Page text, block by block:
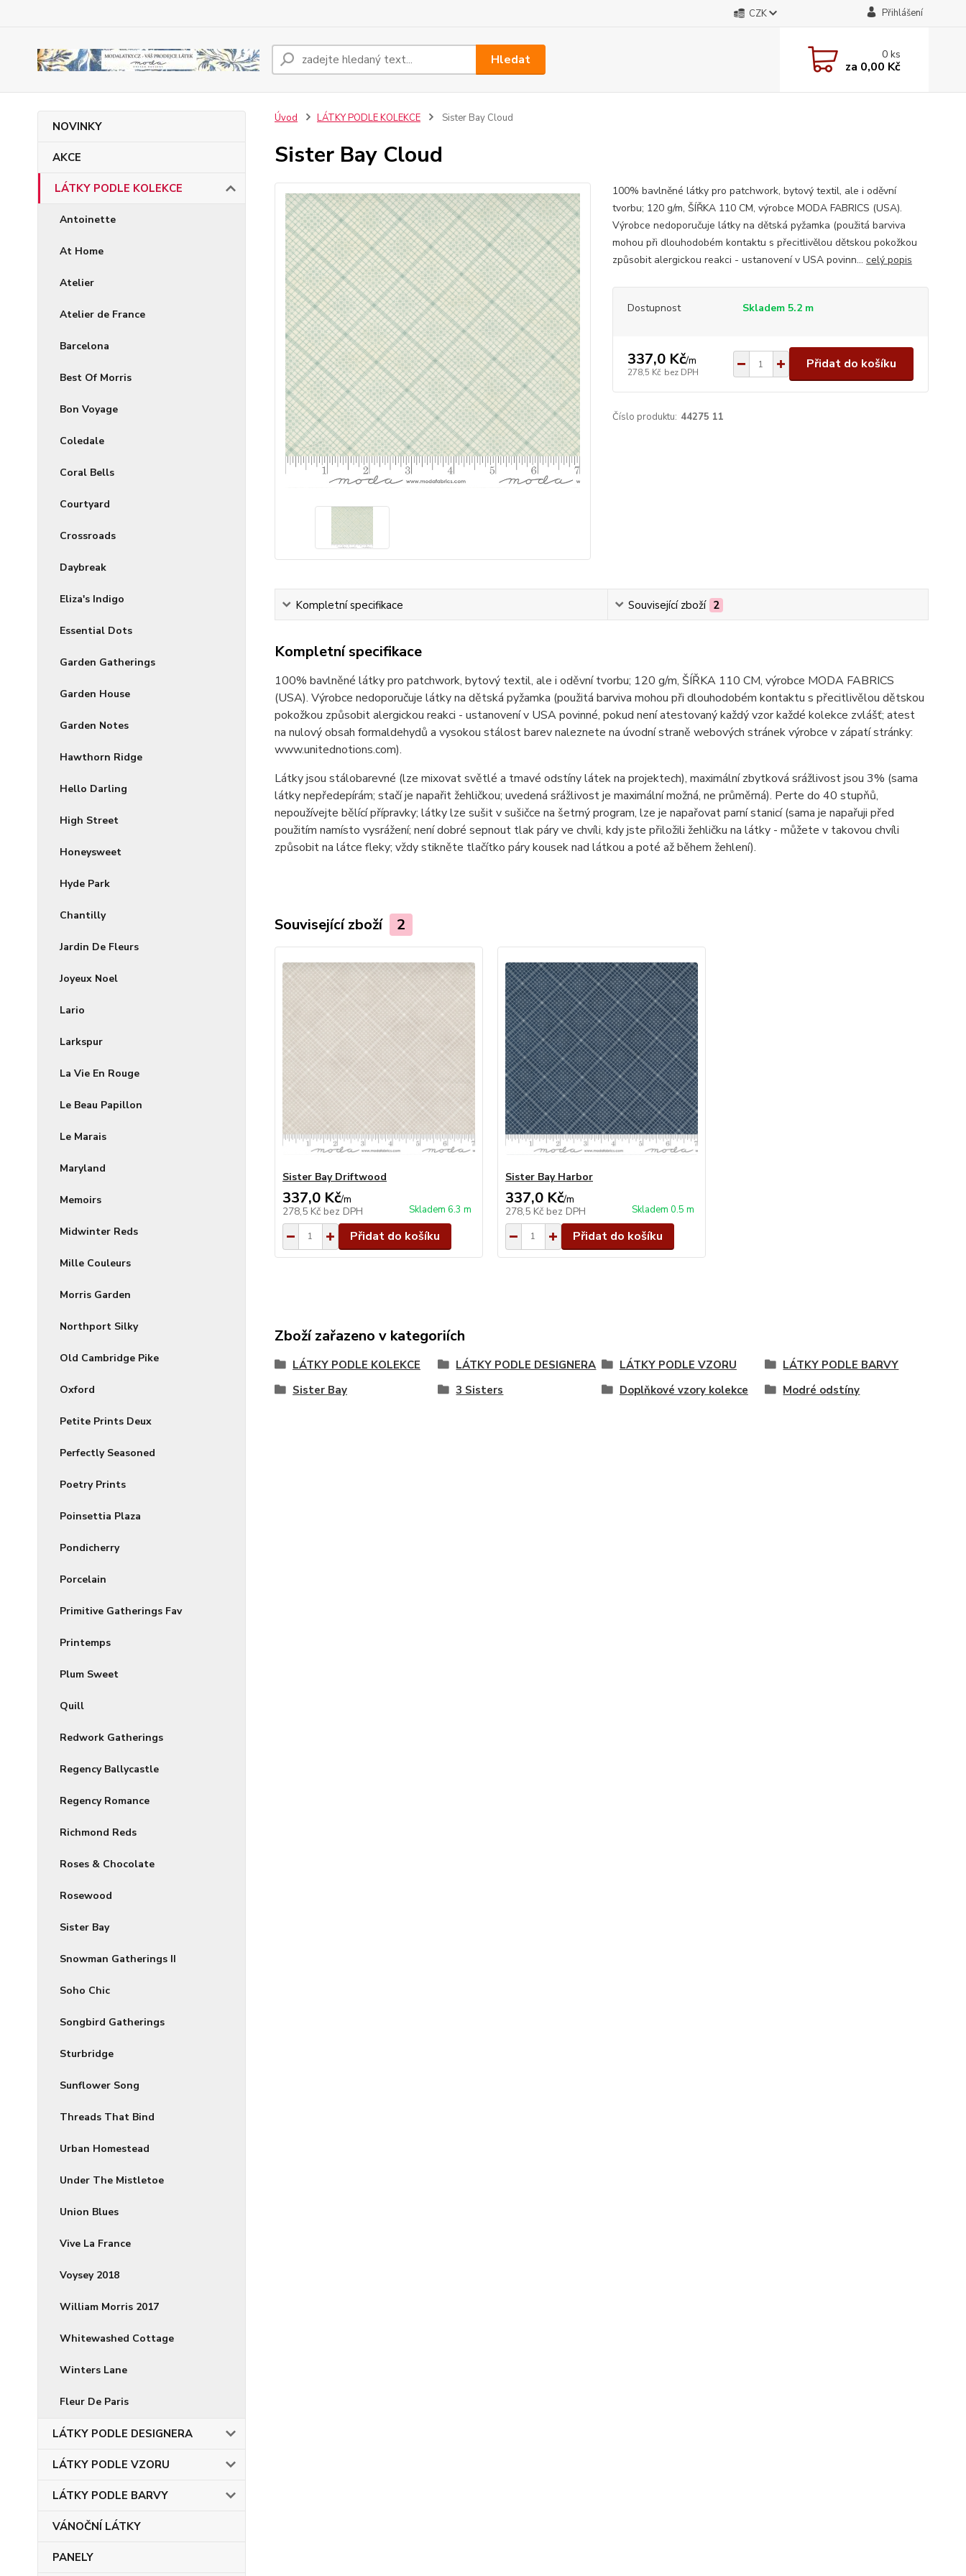
CZK Přihlášení
Hledat 0ks
za 0,00 Kč
NOVINKY
AKCE
LÁTKY PODLE KOLEKCE
Antoinette
At Home
Atelier
Atelier de France
Barcelona
Best Of Morris
Bon Voyage
Coledale
Coral Bells
Courtyard
Crossroads
Daybreak
Eliza's Indigo
Essential Dots
Garden Gatherings
Garden House
Garden Notes
Hawthorn Ridge
Hello Darling
High Street
Honeysweet
Hyde Park
Chantilly
Jardin De Fleurs
Joyeux Noel
Lario
Larkspur
La Vie En Rouge
Le Beau Papillon
Le Marais
Maryland
Memoirs
Midwinter Reds
Mille Couleurs
Morris Garden
Northport Silky
Old Cambridge Pike
Oxford
Petite Prints Deux
Perfectly Seasoned
Poetry Prints
Poinsettia Plaza
Pondicherry
Porcelain
Primitive Gatherings Fav
Printemps
Plum Sweet
Quill
Redwork Gatherings
Regency Ballycastle
Regency Romance
Richmond Reds
Roses & Chocolate
Rosewood
Sister Bay
Snowman Gatherings II
Soho Chic
Songbird Gatherings
Sturbridge
Sunflower Song
Threads That Bind
Urban Homestead
Under The Mistletoe
Union Blues
Vive La France
Voysey 2018
William Morris 2017
Whitewashed Cottage
Winters Lane
Fleur De Paris
LÁTKY PODLE DESIGNERA
LÁTKY PODLE VZORU
LÁTKY PODLE BARVY
VÁNOČNÍ LÁTKY
PANELY
Úvod LÁTKY PODLE KOLEKCE Sister Bay Cloud
Sister Bay Cloud
100% bavlněné látky pro patchwork, bytový textil, ale i oděvní
tvorbu; 120 g/m, ŠÍŘKA 110 CM, výrobce MODA FABRICS (USA).
Výrobce nedoporučuje látky na dětská pyžamka (použitá barviva
mohou při dlouhodobém kontaktu s přecitlivělou dětskou pokožkou
způsobit alergickou reakci - ustanovení v USA povinn... celý popis
Dostupnost Skladem 5.2 m
337,0 Kč/m
278,5 Kč bez DPH
Přidat do košíku
Číslo produktu: 44275 11
Kompletní specifikace Související zboží 2
Kompletní specifikace
100% bavlněné látky pro patchwork, bytový textil, ale i oděvní tvorbu; 120 g/m, ŠÍŘKA 110 CM, výrobce MODA FABRICS
(USA). Výrobce nedoporučuje látky na dětská pyžamka (použitá barviva mohou při dlouhodobém kontaktu s přecitlivělou dětskou
pokožkou způsobit alergickou reakci - ustanovení v USA povinné, pokud není atestovaný každý vzor každé kolekce zvlášť; atest
na nulový obsah formaldehydů a vysokou stálost barev naleznete na úvodní straně webových stránek výrobce v zápatí stránky:
www.unitednotions.com).
Látky jsou stálobarevné (lze mixovat světlé a tmavé odstíny látek na projektech), maximální zbytková srážlivost jsou 3% (sama
látky nepředepírám; stačí je napařit žehličkou; uvedená srážlivost je maximální možná, ne průměrná). Perte do 40 stupňů,
nepoužívejte bělící přípravky; látky lze sušit v sušičce na šetrný program, lze je napařovat parní stanicí (sama je napařuji před
použitím namísto vysrážení; není dobré sepnout tlak páry ve chvíli, kdy jste přiložili žehličku na látky - můžete v takovou chvíli
způsobit na látce fleky; vždy stikněte tlačítko páry kousek nad látkou a poté až během žehlení).
Související zboží 2
Sister Bay Driftwood
337,0 Kč/m
278,5 Kč bez DPH Skladem 6.3 m
Přidat do košíku
Sister Bay Harbor
337,0 Kč/m
278,5 Kč bez DPH Skladem 0.5 m
Přidat do košíku
Zboží zařazeno v kategoriích
LÁTKY PODLE KOLEKCE LÁTKY PODLE DESIGNERA LÁTKY PODLE VZORU
LÁTKY PODLE BARVY
Sister Bay
3 Sisters Doplňkové vzory kolekce Modré odstíny